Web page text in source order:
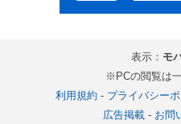
表示： モ
※PCの閲覧は
利用規約 - プライバシー
広告掲載- お問